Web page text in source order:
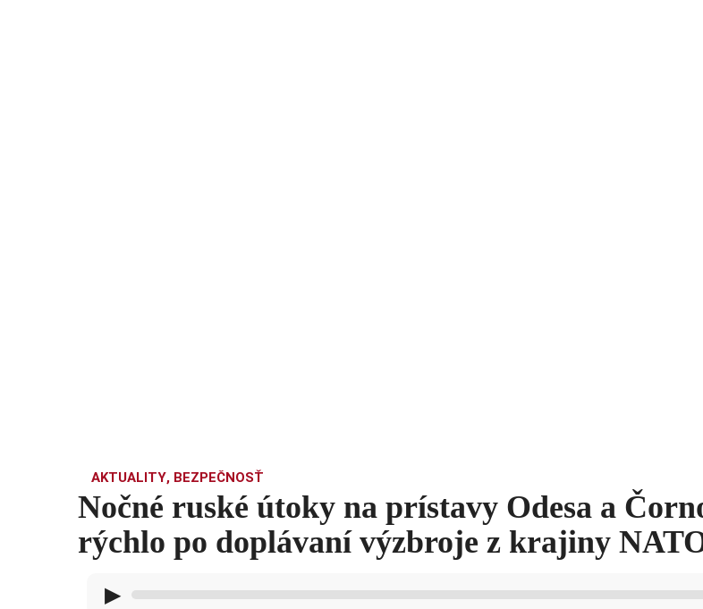
AKTUALITY, BEZPEČNOSŤ
Nočné ruské útoky na prístavy Odesa a
rýchlo po doplávaní výzbroje z krajiny
▶